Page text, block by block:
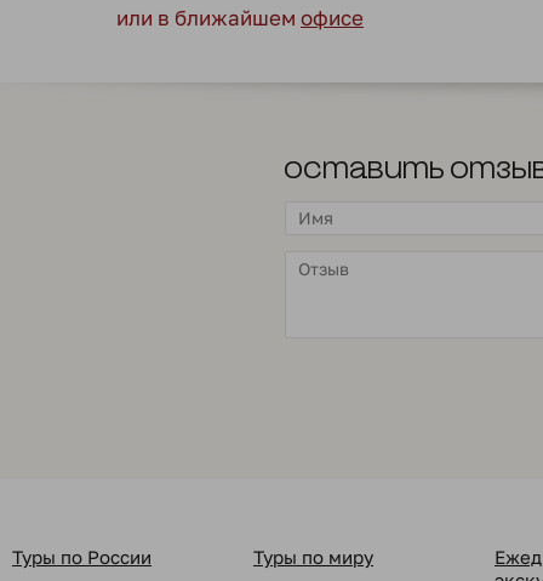
или в ближайшем офисе
Оставить
Туры по России Туры по миру